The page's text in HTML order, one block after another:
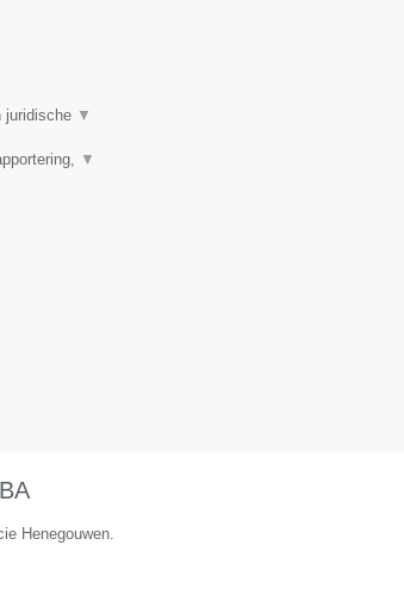
juridische ▼
▼
Henegouwen.